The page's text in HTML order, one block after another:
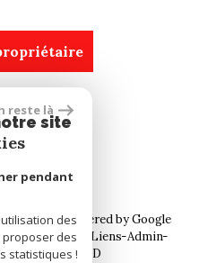
propriétaire
par
powered by Google
honoraires Liens Admin
Politique RGPD
reste là
site
pendant
des
proposer des
statistiques !